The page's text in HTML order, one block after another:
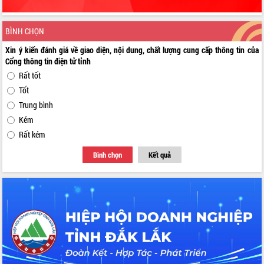
BÌNH CHỌN
Xin ý kiến đánh giá về giao diện, nội dung, chất lượng cung cấp thông tin của
Cổng thông tin điện tử tỉnh
Rất tốt
Tốt
Trung bình
Kém
Rất kém
Bình chọn Kết quả